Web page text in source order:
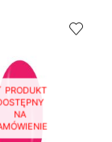
PRODUKT
NA